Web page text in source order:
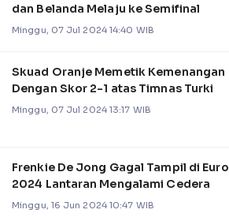
dan Belanda Melaju ke Semifinal
Minggu, 07 Jul 2024 14:40 WIB
Skuad Oranje Memetik Kemenangan
Dengan Skor 2-1 atas Timnas Turki
Minggu, 07 Jul 2024 13:17 WIB
Frenkie De Jong Gagal Tampil di Euro
2024 Lantaran Mengalami Cedera
Minggu, 16 Jun 2024 10:47 WIB